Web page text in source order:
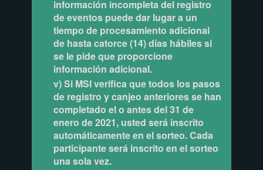
información incompleta del registro
de eventos puede dar lugar a un
tiempo de procesamiento adicional
de hasta catorce (14) días hábiles si
se le pide que proporcione
información adicional.
v) Si MSI verifica que todos los pasos
de registro y canjeo anteriores se han
completado el o antes del 31 de
enero de 2021, usted será inscrito
automáticamente en el sorteo. Cada
participante será inscrito en el sorteo
una sola vez.